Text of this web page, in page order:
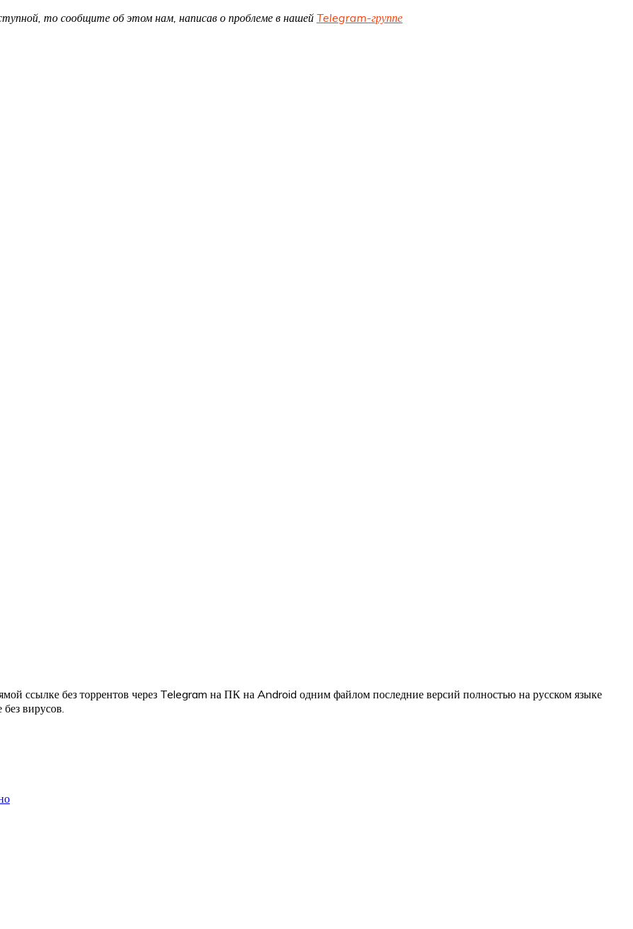
то сообщите об этом нам, написав о проблеме в нашей Telegram-группе
ссылке без торрентов через Telegram на ПК на Android одним файлом последние версий полностью на русском языке
вирусов.